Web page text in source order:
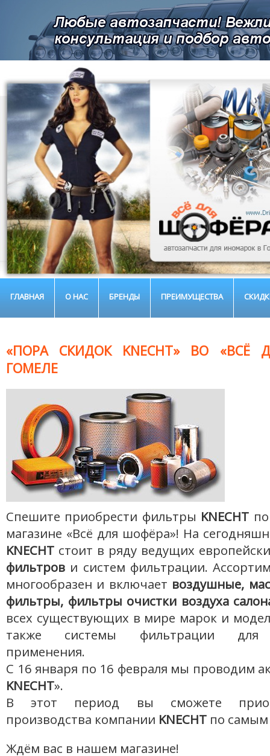
ГЛАВНАЯ О НАС БРЕНДЫ ПРЕИМУЩЕСТВА
«ПОРА СКИДОК KNECHT» ВО
ГОМЕЛЕ
Спешите приобрести фильтры KNECHT
магазине «Всё для шофёра»! На
KNECHT стоит в ряду ведущих
фильтров и систем фильтрации.
многообразен и включает воздушные,
фильтры, фильтры очистки воздуха
всех существующих в мире марок и
также системы фильтрации для
применения.
С 16 января по 16 февраля мы проводим
KNECHT».
В этот период вы сможете
производства компании KNECHT по
Ждём вас в нашем магазине!